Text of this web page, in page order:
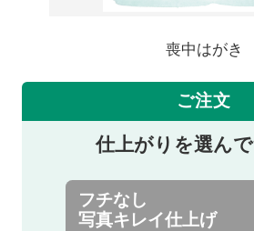
喪中はがき
ご注文
仕上がりを選ん
フチなし
写真キレイ仕上げ